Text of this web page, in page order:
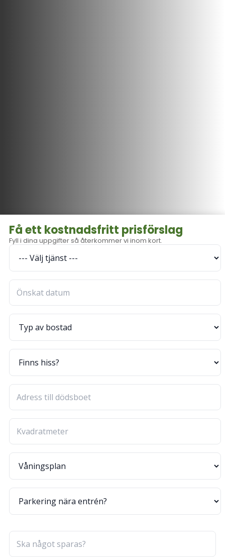
Få ett kostnadsfritt prisförslag
Fyll i dina uppgifter så återkommer vi inom kort.